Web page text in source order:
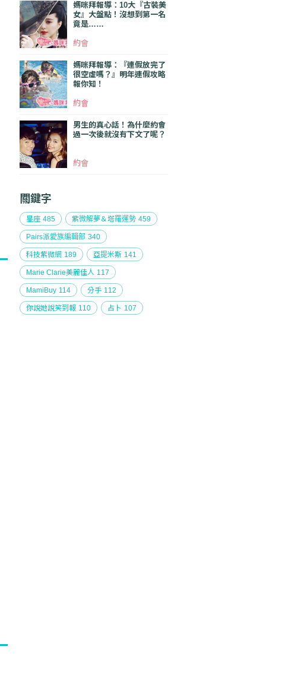
媽咪拜報導：10大『古裝美
女』大盤點！沒想到第一名
竟是……
約會
媽咪拜報導：『連假放完了
很空虛嗎？』明年連假攻略
報你知！
約會
男生的真心話！為什麼約會
過一次後就沒有下文了呢？
約會
關鍵字
星座 485 紫微解夢＆塔羅運勢 459
Pairs派愛族編輯部 340
科技紫微網 189 亞提米斯 141
Marie Clarie美麗佳人 117
MamiBuy 114 分手 112
你說她說笑到報 110 占卜 107